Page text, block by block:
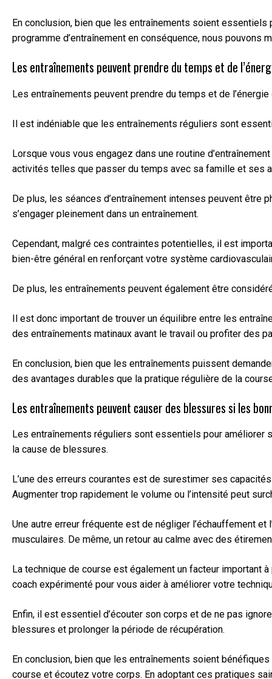
En conclusion, bien que les entraînements soient
programme d’entraînement en conséquence, nous
Les entraînements peuvent prendre du temps et de
Les entraînements peuvent prendre du temps et de
Il est indéniable que les entraînements réguliers sont
Lorsque vous vous engagez dans une routine
activités telles que passer du temps avec sa famille et ses
De plus, les séances d’entraînement intenses peuvent
s’engager pleinement dans un entraînement.
Cependant, malgré ces contraintes potentielles, il est
bien-être général en renforçant votre système
De plus, les entraînements peuvent également être
Il est donc important de trouver un équilibre entre les
des entraînements matinaux avant le travail ou profiter des
En conclusion, bien que les entraînements puissent
des avantages durables que la pratique régulière de la
Les entraînements peuvent causer des blessures si les
Les entraînements réguliers sont essentiels pour améliorer
la cause de blessures.
L’une des erreurs courantes est de surestimer ses
Augmenter trop rapidement le volume ou l’intensité peut
Une autre erreur fréquente est de négliger l’échauffement
musculaires. De même, un retour au calme avec des
La technique de course est également un facteur
coach expérimenté pour vous aider à améliorer votre
Enfin, il est essentiel d’écouter son corps et de ne pas
blessures et prolonger la période de récupération.
En conclusion, bien que les entraînements soient
course et écoutez votre corps. En adoptant ces pratiques